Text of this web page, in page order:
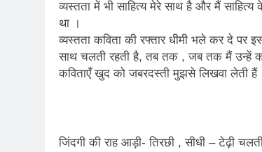
व्यस्तता में भी साहित्य मेरे साथ है और मैं
था ।
व्यस्तता कविता की रफ्तार धीमी भले कर दे पर
साथ चलती रहती है, तब तक , जब तक मैं उन्हें
कविताएँ खुद को जबरदस्ती मुझसे लिखवा लेती हैं
जिंदगी की राह आड़ी- तिरछी , सीधी – टेढ़ी